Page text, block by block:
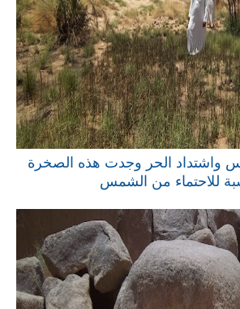
واشتداد الحر وجدت هذه الصخرة
للاحتماء من الشمس